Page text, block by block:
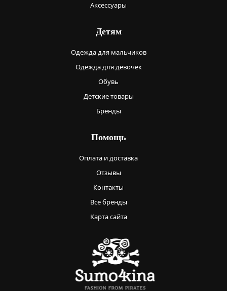
Аксессуары
Детям
Одежда для мальчиков
Одежда для девочек
Обувь
Детские товары
Бренды
Помощь
Оплата и доставка
Отзывы
Контакты
Все бренды
Карта сайта